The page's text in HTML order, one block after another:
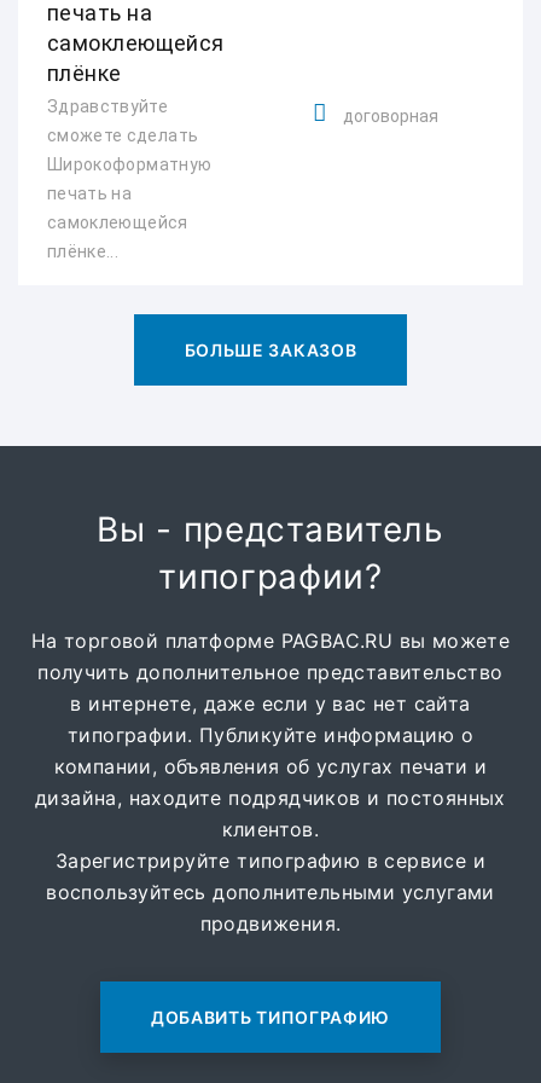
печать на
самоклеющейся
плёнке
Здравствуйте
сможете сделать
Широкоформатную
печать на
самоклеющейся
плёнке...
договорная
БОЛЬШЕ ЗАКАЗОВ
Вы - представитель
типографии?
На торговой платформе PAGBAC.RU вы можете
получить дополнительное представительство
в интернете, даже если у вас нет сайта
типографии. Публикуйте информацию о
компании, объявления об услугах печати и
дизайна, находите подрядчиков и постоянных
клиентов.
Зарегистрируйте типографию в сервисе и
воспользуйтесь дополнительными услугами
продвижения.
ДОБАВИТЬ ТИПОГРАФИЮ